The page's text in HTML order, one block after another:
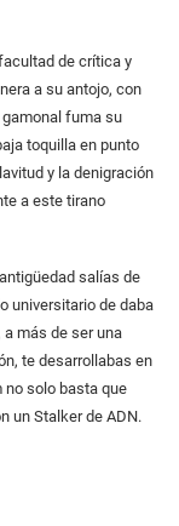
de crítica y
a su antojo, con
fuma su
toquilla en punto
y la denigración
a este tirano
salías de
universitario de daba
más de ser una
te desarrollabas en
no solo basta que
un Stalker de ADN.